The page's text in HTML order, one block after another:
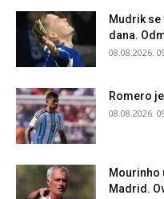
Mudrik se
dana.
08.08.2026.
Romero
08.08.2026.
Mourinho
Madrid.